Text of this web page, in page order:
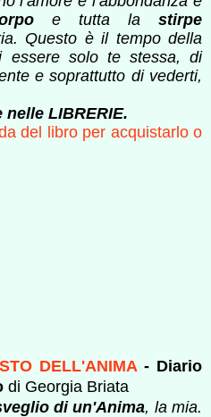
e tutta la stirpe
Questo è il tempo della
essere solo te stessa, di
e soprattutto di vederti,
nelle LIBRERIE.
del libro per acquistarlo o
DELL'ANIMA - Diario
di Georgia Briata
di un'Anima, la mia.